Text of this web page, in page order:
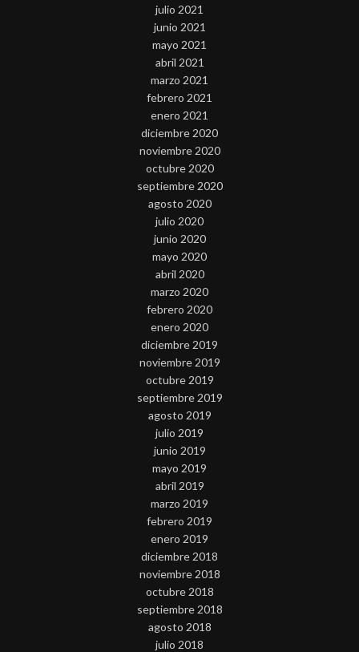
julio 2021
junio 2021
mayo 2021
abril 2021
marzo 2021
febrero 2021
enero 2021
diciembre 2020
noviembre 2020
octubre 2020
septiembre 2020
agosto 2020
julio 2020
junio 2020
mayo 2020
abril 2020
marzo 2020
febrero 2020
enero 2020
diciembre 2019
noviembre 2019
octubre 2019
septiembre 2019
agosto 2019
julio 2019
junio 2019
mayo 2019
abril 2019
marzo 2019
febrero 2019
enero 2019
diciembre 2018
noviembre 2018
octubre 2018
septiembre 2018
agosto 2018
julio 2018